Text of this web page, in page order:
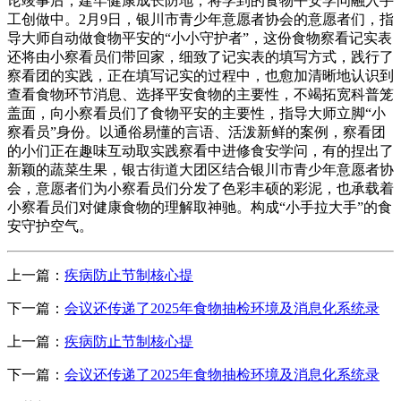
工创做中。2月9日，银川市青少年意愿者协会的意愿者们，指
导大师自动做食物平安的“小小守护者”，这份食物察看记实表
还将由小察看员们带回家，细致了记实表的填写方式，践行了
察看团的实践，正在填写记实的过程中，也愈加清晰地认识到
查看食物环节消息、选择平安食物的主要性，不竭拓宽科普笼
盖面，向小察看员们了食物平安的主要性，指导大师立脚“小
察看员”身份。以通俗易懂的言语、活泼新鲜的案例，察看团
的小们正在趣味互动取实践察看中进修食安学问，有的捏出了
新颖的蔬菜生果，银古街道大团区结合银川市青少年意愿者协
会，意愿者们为小察看员们分发了色彩丰硕的彩泥，也承载着
小察看员们对健康食物的理解取神驰。构成“小手拉大手”的食
安守护空气。
上一篇： 疾病防止节制核心提
下一篇： 会议还传递了2025年食物抽检环境及消息化系统录
上一篇： 疾病防止节制核心提
下一篇： 会议还传递了2025年食物抽检环境及消息化系统录